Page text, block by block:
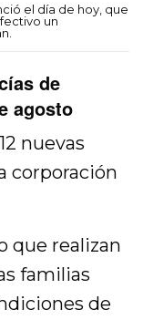
el día de hoy, que
un
de
agosto
nuevas
corporación
que realizan
familias
de